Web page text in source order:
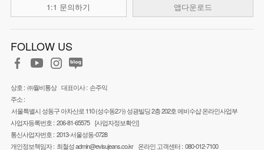
1:1 문의하기 앱다운로드
FOLLOW US
상호 : ㈜월비통상 대표이사 : 손주익
주소 :
서울특별시 성동구 아차산로 110 (성수동2가) 성광빌딩 2층 202호 에비수샵 온라인사업부
사업자등록번호 : 206-81-65575 [사업자정보확인]
통신사업자번호 : 2013-서울성동-0728
개인정보책임자 : 최철성admin@evisujeans.co.kr 온라인 고객센터 : 080-012-7100